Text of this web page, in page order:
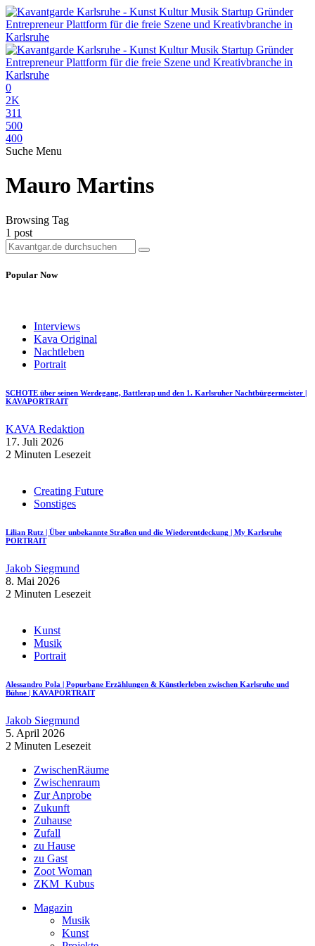
0
2K
311
500
400
Suche Menu
Mauro Martins
Browsing Tag
1 post
Popular Now
Interviews
Kava Original
Nachtleben
Portrait
SCHOTE über seinen Werdegang, Battlerap und den 1. Karlsruher Nachtbürgermeister |
KAVAPORTRAIT
KAVA Redaktion
17. Juli 2026
2 Minuten Lesezeit
Creating Future
Sonstiges
Lilian Rutz | Über unbekannte Straßen und die Wiederentdeckung | My Karlsruhe
PORTRAIT
Jakob Siegmund
8. Mai 2026
2 Minuten Lesezeit
Kunst
Musik
Portrait
Alessandro Pola | Popurbane Erzählungen & Künstlerleben zwischen Karlsruhe und
Bühne | KAVAPORTRAIT
Jakob Siegmund
5. April 2026
2 Minuten Lesezeit
ZwischenRäume
Zwischenraum
Zur Anprobe
Zukunft
Zuhause
Zufall
zu Hause
zu Gast
Zoot Woman
ZKM_Kubus
Magazin
Musik
Kunst